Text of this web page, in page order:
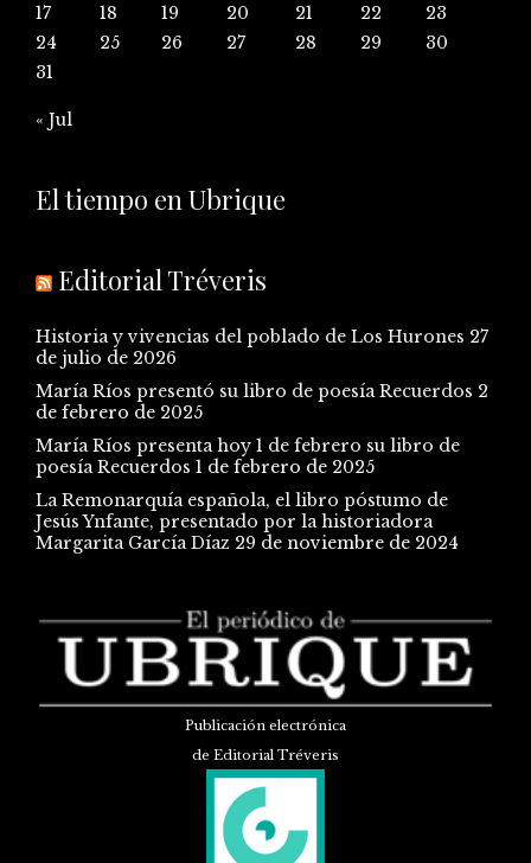
17
18 19 20 21 22
23
24
25 26 27 28 29
30
31
« Jul
El tiempo en Ubrique
Editorial Tréveris
Historia y vivencias del poblado de Los Hurones 27
de julio de 2026
María Ríos presentó su libro de poesía Recuerdos 2
de febrero de 2025
María Ríos presenta hoy 1 de febrero su libro de
poesía Recuerdos 1 de febrero de 2025
La Remonarquía española, el libro póstumo de
Jesús Ynfante, presentado por la historiadora
Margarita García Díaz 29 de noviembre de 2024
Publicación electrónica
de Editorial Tréveris